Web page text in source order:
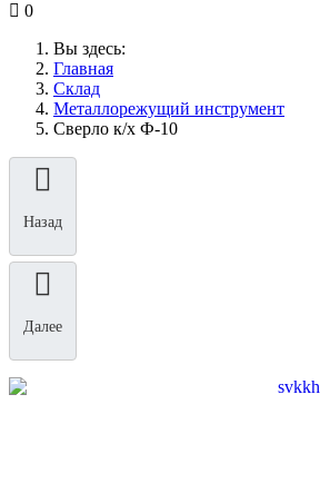
0
Вы здесь:
Главная
Склад
Металлорежущий инструмент
Сверло к/х Ф-10
Назад
Далее